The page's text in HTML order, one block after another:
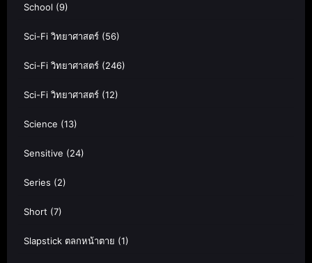
School (9)
Sci-Fi วิทยาศาสตร์ (56)
Sci-Fi วิทยาศาสตร์ (246)
Sci-Fi วิทยาศาสตร์ (12)
Science (13)
Sensitive (24)
Series (2)
Short (7)
Slapstick ตลกหน้าตาย (1)